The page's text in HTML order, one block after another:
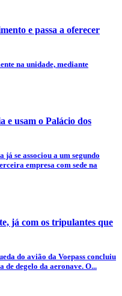
e passa a oferecer
na unidade, mediante
e usam o Palácio dos
já se associou a um segundo
empresa com sede na
já com os tripulantes que
do avião da Voepass concluiu
de degelo da aeronave. O...